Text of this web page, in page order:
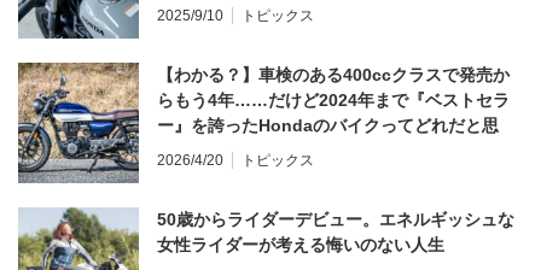
2025/9/10 トピックス
【わかる？】車検のある400ccクラスで発売か
らもう4年……だけど2024年まで『ベストセラ
ー』を誇ったHondaのバイクってどれだと思
う？
2026/4/20 トピックス
50歳からライダーデビュー。エネルギッシュな
女性ライダーが考える悔いのない人生